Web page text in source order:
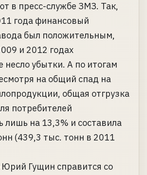
в пресс-службе ЗМЗ. Так,
года финансовый
был положительным,
и 2012 годах
несло убытки. А по итогам
на общий спад на
общая отгрузка
потребителей
лишь на 13,3% и составила
(439,3 тыс. тонн в 2011
Юрий Гущин справится со